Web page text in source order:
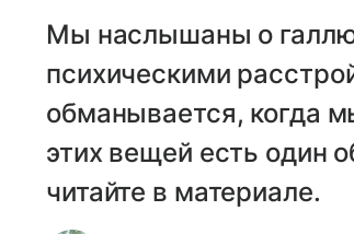
Мы наслышаны о
психическими
обманывается, когда
этих вещей есть один
читайте в материале.